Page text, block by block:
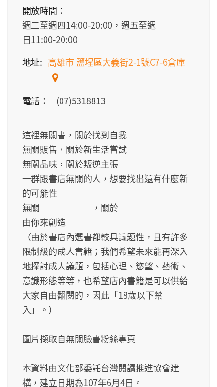
開放時間：
週二至週四14:00-20:00，週五至週
日11:00-20:00
地址: 高雄市 鹽埕區大義街2-1號C7-6倉庫
電話： (07)5318813
這裡無關書，關於找到自我
無關販售，關於新生活嘗試
無關品味，關於叛逆主張
一群跟書店無關的人，想要找出還有什麼新
的可能性
無關＿＿＿＿＿＿，關於＿＿＿＿＿＿
由你來創造
（由於書店內選書都較具議題性，且有許多
限制級的成人書籍；我們希望未來能再深入
地探討成人議題，包括心理、慾望、藝術、
意識形態等等，也希望店內書籍是可以供給
大家自由翻閱的，因此「18歲以下禁
入」。）
圖片擷取自無關臉書粉絲專頁
本資料由文化部委託台灣閱讀推進協會建
構，建立日期為107年6月4日。